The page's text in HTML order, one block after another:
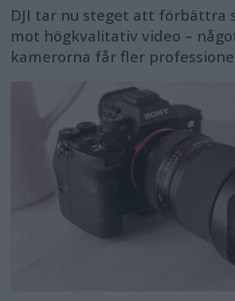
DJI tar nu steget att förbättra
mot högkvalitativ video –
kamerorna får fler